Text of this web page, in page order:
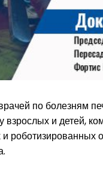
по болезням
взрослых и детей,